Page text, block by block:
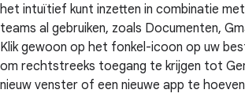
het intuïtief kunt inzetten in combinatie
teams al gebruiken, zoals Documenten,
Klik gewoon op het fonkel-icoon op uw
om rechtstreeks toegang te krijgen tot
nieuw venster of een nieuwe app te